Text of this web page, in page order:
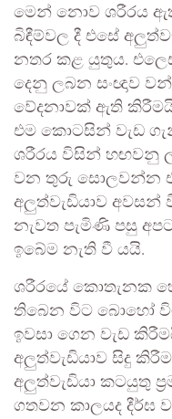
මෙන් නොව ශරීරය
බිඳීම්වල දී එසේ
නතර කළ යුතුය.
දෙනු ලබන සංඥාව
වේදනාවක් ඇති
එම කොටසින් වැඩ
ශරීරය විසින් හඟවනු
වන තුරු සොලවන්න
අලුත්වැඩියාව අවසන්
නැවත පැමිණි පසු
ඉබේම නැති වී යයි.
ශරීරයේ කොතැනක
තිබෙන විට බොහෝ
ඉවසා ගෙන වැඩ
අලුත්වැඩියාව සිදු
අලුත්වැඩියා කටයුතු
ගතවන කාලයද දීර්ඝ